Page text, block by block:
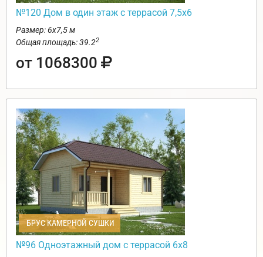
№120 Дом в один этаж с террасой 7,5х6
Размер: 6х7,5 м
Общая площадь: 39.22
от 1068300
БРУС КАМЕРНОЙ СУШКИ
№96 Одноэтажный дом с террасой 6х8